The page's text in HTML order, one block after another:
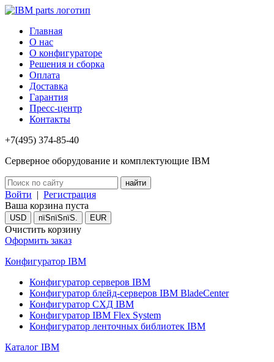
Главная
О нас
О конфигураторе
Решения и сборка
Оплата
Доставка
Гарантия
Пресс-центр
Контакты
+7(495) 374-85-40
Серверное оборудование и комплектующие IBM
Войти | Регистрация
Ваша корзина пуста
USD пїЅпїЅпїЅ. EUR
Очистить корзину
Оформить заказ
Конфигуратор IBM
Конфигуратор серверов IBM
Конфигуратор блейд-серверов IBM BladeCenter
Конфигуратор СХД IBM
Конфигуратор IBM Flex System
Конфигуратор ленточных библиотек IBM
Каталог IBM